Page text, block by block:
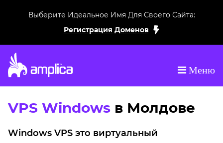
Выберите Идеальное Имя Для Своего Сайта:
Регистрация Доменов
Меню
VPS Windows в Молдове
Windows VPS это виртуальный